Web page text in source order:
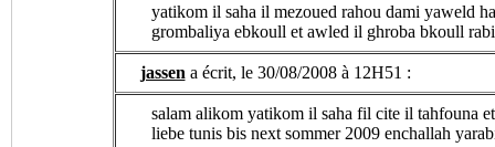
yatikom il saha il mezoued rahou dami yaweld
grombaliya ebkoull et awled il ghroba bkoull rabi
jassen a écrit, le 30/08/2008 à 12H51 :
salam alikom yatikom il saha fil cite il tahfouna
liebe tunis bis next sommer 2009 enchallah